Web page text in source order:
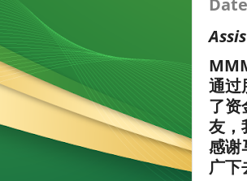
通过
了资
友，
感谢
广下